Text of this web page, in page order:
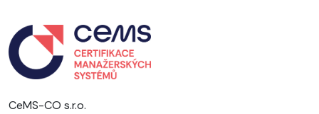
CeMS-CO s.r.o.